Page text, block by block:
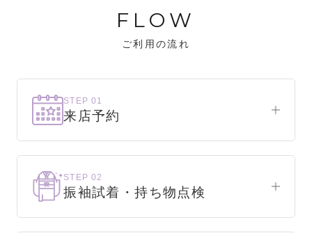
FLOW
ご利用の流れ
STEP 01
来店予約
まずはお気軽にご来店ください。
STEP 02
振袖試着・持ち物点検